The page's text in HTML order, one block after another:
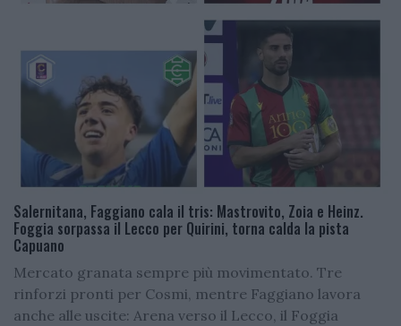
Salernitana, Faggiano cala il tris: Mastrovito, Zoia e Heinz.
Foggia sorpassa il Lecco per Quirini, torna calda la pista
Capuano
Mercato granata sempre più movimentato. Tre
rinforzi pronti per Cosmi, mentre Faggiano lavora
anche alle uscite: Arena verso il Lecco, il Foggia